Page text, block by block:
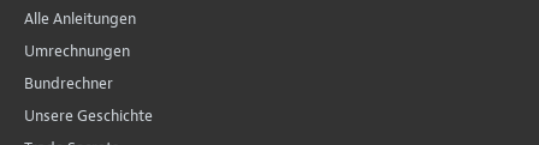
Alle Anleitungen
Umrechnungen
Bundrechner
Unsere Geschichte